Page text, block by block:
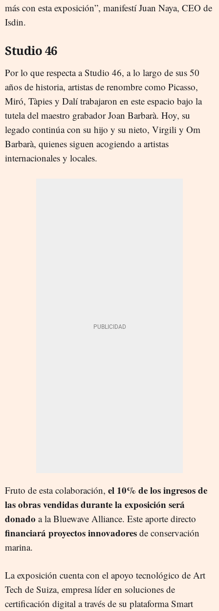
más con esta exposición”, manifestí Juan Naya, CEO de
Isdin.
Studio 46
Por lo que respecta a Studio 46, a lo largo de sus 50
años de historia, artistas de renombre como Picasso,
Miró, Tàpies y Dalí trabajaron en este espacio bajo la
tutela del maestro grabador Joan Barbarà. Hoy, su
legado continúa con su hijo y su nieto, Virgili y Om
Barbarà, quienes siguen acogiendo a artistas
internacionales y locales.
Fruto de esta colaboración, el 10% de los ingresos de
las obras vendidas durante la exposición será
donado a la Bluewave Alliance. Este aporte directo
financiará proyectos innovadores de conservación
marina.
La exposición cuenta con el apoyo tecnológico de Art
Tech de Suiza, empresa líder en soluciones de
certificación digital a través de su plataforma Smart